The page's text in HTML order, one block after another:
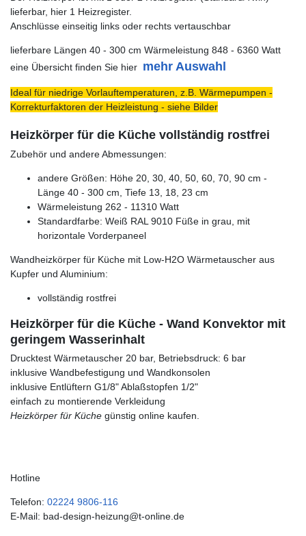
lieferbar, hier 1 Heizregister.
Anschlüsse einseitig links oder rechts vertauschbar
lieferbare Längen 40 - 300 cm Wärmeleistung 848 - 6360 Watt
eine Übersicht finden Sie hier mehr Auswahl
Ideal für niedrige Vorlauftemperaturen, z.B. Wärmepumpen -
Korrekturfaktoren der Heizleistung - siehe Bilder
Heizkörper für die Küche vollständig rostfrei
Zubehör und andere Abmessungen:
andere Größen: Höhe 20, 30, 40, 50, 60, 70, 90 cm -
Länge 40 - 300 cm, Tiefe 13, 18, 23 cm
Wärmeleistung 262 - 11310 Watt
Standardfarbe: Weiß RAL 9010 Füße in grau, mit
horizontale Vorderpaneel
Wandheizkörper für Küche mit Low-H2O Wärmetauscher aus
Kupfer und Aluminium:
vollständig rostfrei
Heizkörper für die Küche - Wand Konvektor mit
geringem Wasserinhalt
Drucktest Wärmetauscher 20 bar, Betriebsdruck: 6 bar
inklusive Wandbefestigung und Wandkonsolen
inklusive Entlüftern G1/8" Ablaßstopfen 1/2"
einfach zu montierende Verkleidung
Heizkörper für Küche günstig online kaufen.
Hotline
Telefon: 02224 9806-116
E-Mail: bad-design-heizung@t-online.de